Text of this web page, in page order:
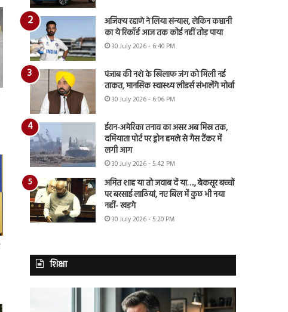
अजिंक्य रहाणे ने लिया संन्यास, लेकिन कप्तानी
का ये रिकॉर्ड आज तक कोई नहीं तोड़ पाया
30 July 2026 - 6:40 PM
पंजाब की नशे के खिलाफ जंग को मिली नई
ताकत, मानसिक स्वास्थ्य लीडर्स संभालेंगे मोर्चा
30 July 2026 - 6:06 PM
ईरान-अमेरिका तनाव का असर अब मिस्र तक,
दमियाता पोर्ट पर ड्रोन हमले से गैस टैंकर में
लगी आग
30 July 2026 - 5:42 PM
अमित शाह या तो जवाब दें या…., बेकसूर बच्चों
पर बरसाई लाठियां, नए बिल में कुछ भी नया
नहीं- खड़गे
30 July 2026 - 5:20 PM
शिक्षा